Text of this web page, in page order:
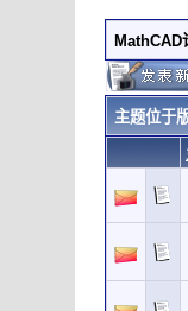
MathCAD
主题位于